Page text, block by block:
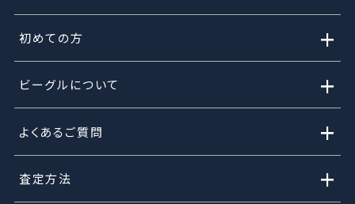
初めての方 +
ビーグルについて +
よくあるご質問 +
査定方法 +